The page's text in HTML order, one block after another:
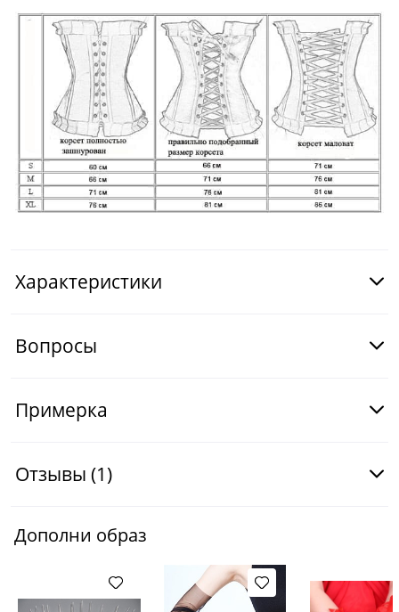
Характеристики
Вопросы
Примерка
Отзывы (1)
Дополни образ